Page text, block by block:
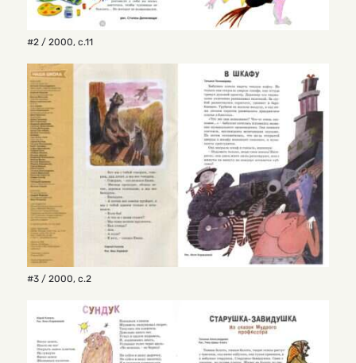
#2 / 2000, с.11
#3 / 2000, с.2